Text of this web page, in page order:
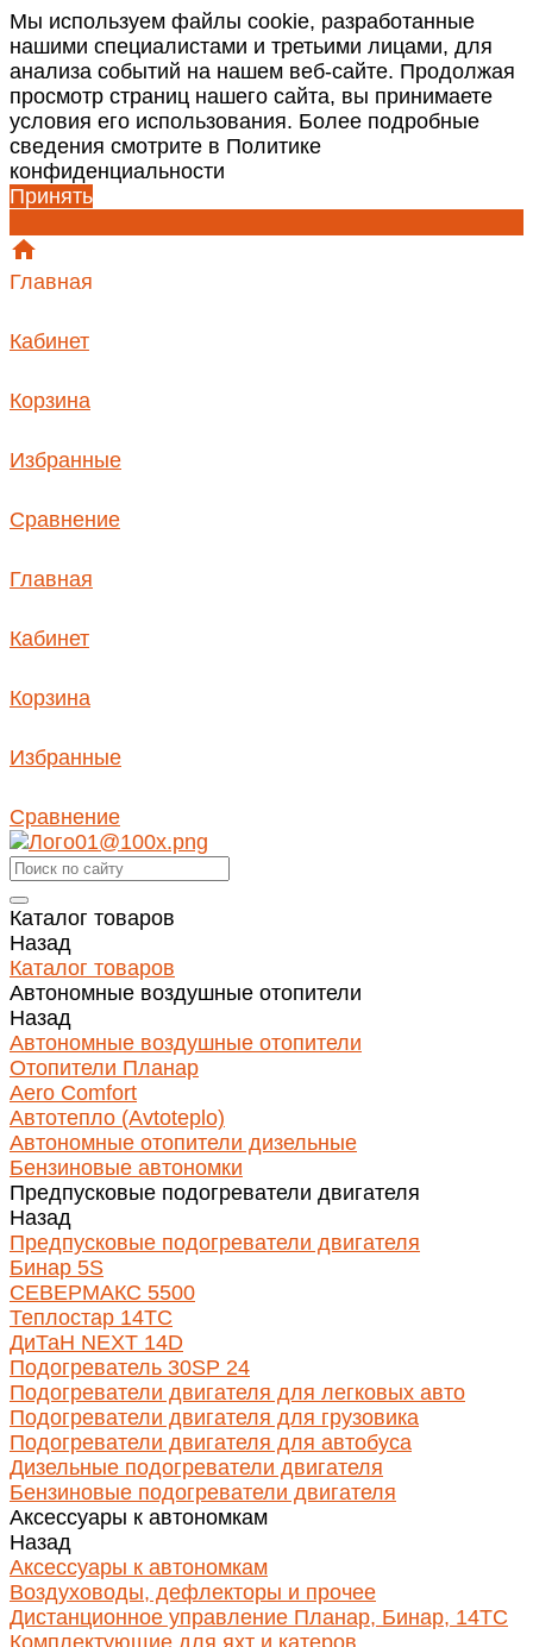
Мы используем файлы cookie, разработанные
нашими специалистами и третьими лицами, для
анализа событий на нашем веб-сайте. Продолжая
просмотр страниц нашего сайта, вы принимаете
условия его использования. Более подробные
сведения смотрите в Политике
конфиденциальности
Принять
Главная
Кабинет
Корзина
Избранные
Сравнение
Главная
Кабинет
Корзина
Избранные
Сравнение
Каталог товаров
Назад
Каталог товаров
Автономные воздушные отопители
Назад
Автономные воздушные отопители
Отопители Планар
Aero Comfort
Автотепло (Avtoteplo)
Автономные отопители дизельные
Бензиновые автономки
Предпусковые подогреватели двигателя
Назад
Предпусковые подогреватели двигателя
Бинар 5S
СЕВЕРМАКС 5500
Теплостар 14ТС
ДиТаН NEXT 14D
Подогреватель 30SP 24
Подогреватели двигателя для легковых авто
Подогреватели двигателя для грузовика
Подогреватели двигателя для автобуса
Дизельные подогреватели двигателя
Бензиновые подогреватели двигателя
Аксессуары к автономкам
Назад
Аксессуары к автономкам
Воздуховоды, дефлекторы и прочее
Дистанционное управление Планар, Бинар, 14ТС
Комплектующие для яхт и катеров